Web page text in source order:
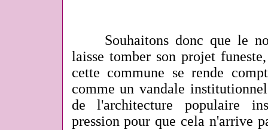
Souhaitons donc que le
laisse tomber son projet
cette commune se rende
comme un vandale
de l'architecture populaire
pression pour que cela n'arrive